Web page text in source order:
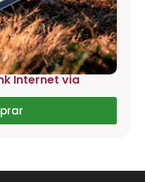
Internet via